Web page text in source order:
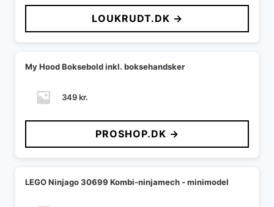
pris
var:
30 kr..
pris
er:
24 kr..
LOUKRUDT.DK →
My Hood Boksebold inkl. boksehandsker
349kr.
PROSHOP.DK →
LEGO Ninjago 30699 Kombi-ninjamech - minimodel